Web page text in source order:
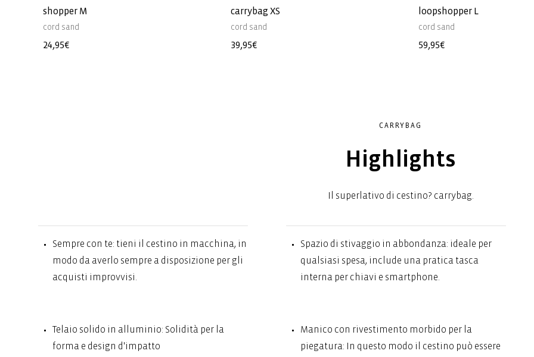
shopper M
cord sand
Prezzo
24,95€
carrybag XS
cord sand
Prezzo
39,95€
loopshopper L
cord sand
Prezzo
59,95€
CARRYBAG
Highlights
Il superlativo di cestino? carrybag.
Sempre con te: tieni il cestino in macchina, in
modo da averlo sempre a disposizione per gli
acquisti improvvisi.
Spazio di stivaggio in abbondanza: ideale per
qualsiasi spesa, include una pratica tasca
interna per chiavi e smartphone.
Telaio solido in alluminio: Solidità per la
forma e design d'impatto
Manico con rivestimento morbido per la
piegatura: In questo modo il cestino può essere